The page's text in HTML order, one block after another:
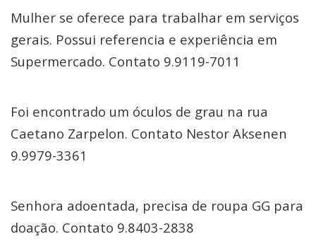
Mulher se oferece para trabalhar em serviços
gerais. Possui referencia e experiência em
Supermercado. Contato 9.9119-7011
Foi encontrado um óculos de grau na rua
Caetano Zarpelon. Contato Nestor Aksenen
9.9979-3361
Senhora adoentada, precisa de roupa GG para
doação. Contato 9.8403-2838